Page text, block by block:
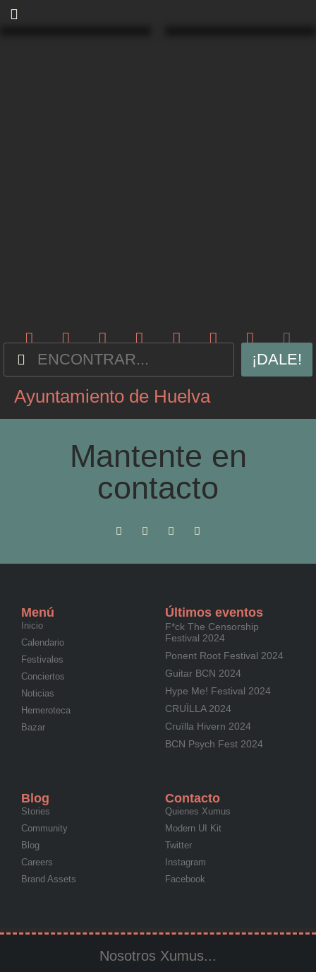
¡DALE!
Ayuntamiento de Huelva
Mantente en
contacto
Menú
Inicio
Calendario
Festivales
Conciertos
Noticias
Hemeroteca
Bazar
Últimos eventos
F*ck The Censorship
Festival 2024
Ponent Root Festival 2024
Guitar BCN 2024
Hype Me! Festival 2024
CRUÏLLA 2024
Cruïlla Hivern 2024
BCN Psych Fest 2024
Blog
Stories
Community
Blog
Careers
Brand Assets
Contacto
Quienes Xumus
Modern UI Kit
Twitter
Instagram
Facebook
Nosotros Xumus...